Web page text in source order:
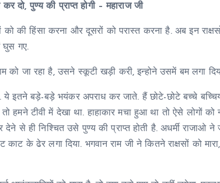
दो, पुण्य की प्राप्त होगी – महाराज जी
की हिंसा करना और दूसरों को परास्त करना है. अब इन
घुस गए.
को जा रहा है, उसने स्कूटी खड़ी करी, इन्होने उसमें बम लगा
है. ये इतने बड़े-बड़े भयंकर अपराध कर जाते. हैं छोटे-छोटे बच्चे
हमने टीवी में देखा था. हाहाकार मचा हुआ था तो ऐसे लोगों को
से ही निश्चित उसे पुण्य की प्राप्त होती है. अधर्मी राजाओ ने
के ढेर लगा दिया. भगवान राम जी ने कितने राक्षसों को मारा,